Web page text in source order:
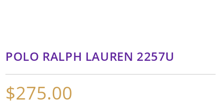
POLO RALPH LAUREN 2257U
$275.00